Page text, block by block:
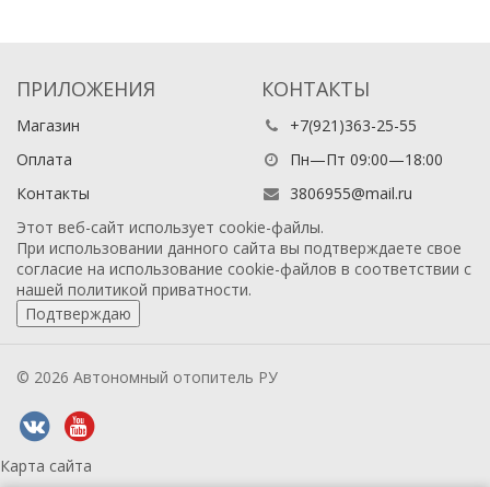
ПРИЛОЖЕНИЯ
Магазин
Оплата
Контакты
КОНТАКТЫ
+7(921)363-25-55
Пн—Пт 09:00—18:00
3806955@mail.ru
Этот веб-сайт использует cookie-файлы.
При использовании данного сайта вы подтверждаете свое
согласие на использование cookie-файлов в соответствии с
нашей политикой приватности.
Подтверждаю
© 2026 Автономный отопитель РУ
Карта сайта